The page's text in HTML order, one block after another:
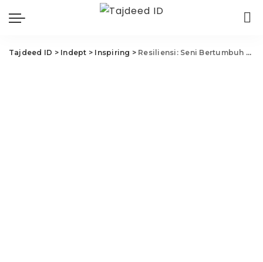
Tajdeed ID > Indept > Inspiring > Resiliensi: Seni Bertumbuh Bersama Ujian